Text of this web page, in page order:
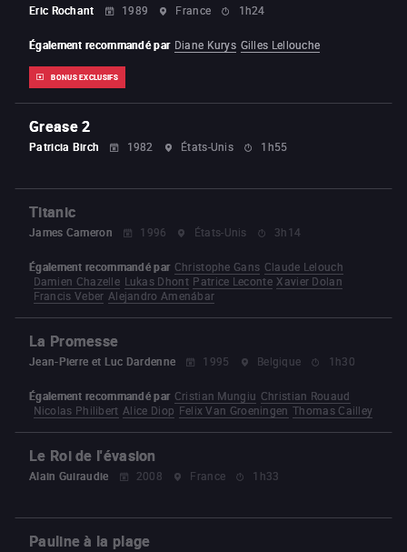
Eric Rochant
1989 France 1h24
BONUS EXCLUSIFS
Également recommandé par Diane Kurys Gilles Lellouche
Grease 2
Patricia Birch 1982 États-Unis 1h55
Titanic
James Cameron 1996 États-Unis 3h14
Également recommandé par Christophe Gans Claude Lelouch
Damien Chazelle Lukas Dhont Patrice Leconte Xavier Dolan
Francis Veber Alejandro Amenábar
La Promesse
Jean-Pierre et Luc Dardenne 1995 Belgique 1h30
Également recommandé par Cristian Mungiu Christian Rouaud
Nicolas Philibert Alice Diop Felix Van Groeningen Thomas Cailley
Le Roi de l'évasion
Alain Guiraudie 2008 France 1h33
Pauline à la plage